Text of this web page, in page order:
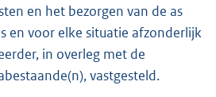
en het bezorgen van de as
en voor elke situatie afzonderlijk
in overleg met de
vastgesteld.